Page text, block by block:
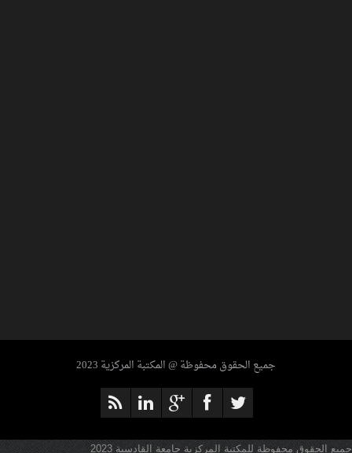
جميع الحقوق محفوظة @ المكتبة المركزية 2023
جميع الحقوق محفوظة للمكتبة المركزية جامعة القادسية 2023